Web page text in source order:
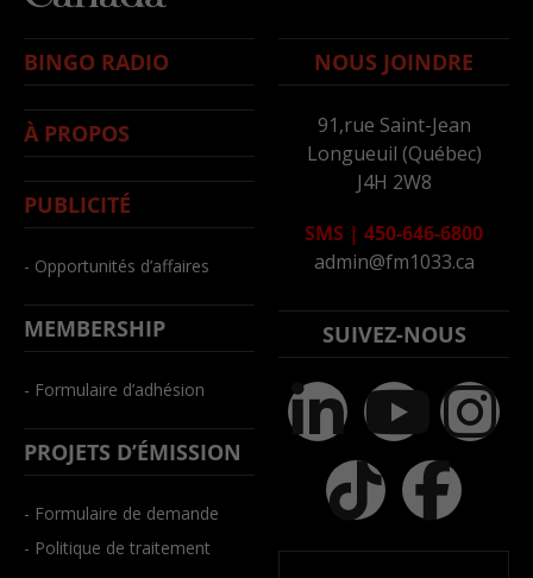
BINGO RADIO
À PROPOS
PUBLICITÉ
- Opportunités d’affaires
MEMBERSHIP
- Formulaire d’adhésion
PROJETS D’ÉMISSION
- Formulaire de demande
- Politique de traitement
NOUS JOINDRE
91,rue Saint-Jean
Longueuil (Québec)
J4H 2W8
SMS | 450-646-6800
admin@fm1033.ca
SUIVEZ-NOUS